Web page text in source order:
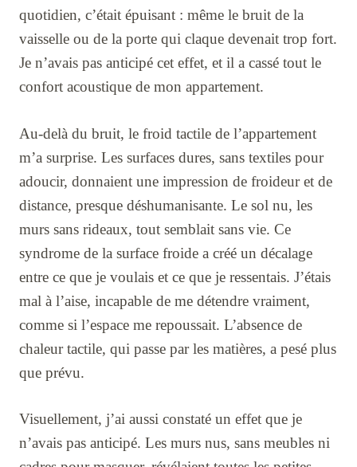
quotidien, c’était épuisant : même le bruit de la
vaisselle ou de la porte qui claque devenait trop fort.
Je n’avais pas anticipé cet effet, et il a cassé tout le
confort acoustique de mon appartement.
Au-delà du bruit, le froid tactile de l’appartement
m’a surprise. Les surfaces dures, sans textiles pour
adoucir, donnaient une impression de froideur et de
distance, presque déshumanisante. Le sol nu, les
murs sans rideaux, tout semblait sans vie. Ce
syndrome de la surface froide a créé un décalage
entre ce que je voulais et ce que je ressentais. J’étais
mal à l’aise, incapable de me détendre vraiment,
comme si l’espace me repoussait. L’absence de
chaleur tactile, qui passe par les matières, a pesé plus
que prévu.
Visuellement, j’ai aussi constaté un effet que je
n’avais pas anticipé. Les murs nus, sans meubles ni